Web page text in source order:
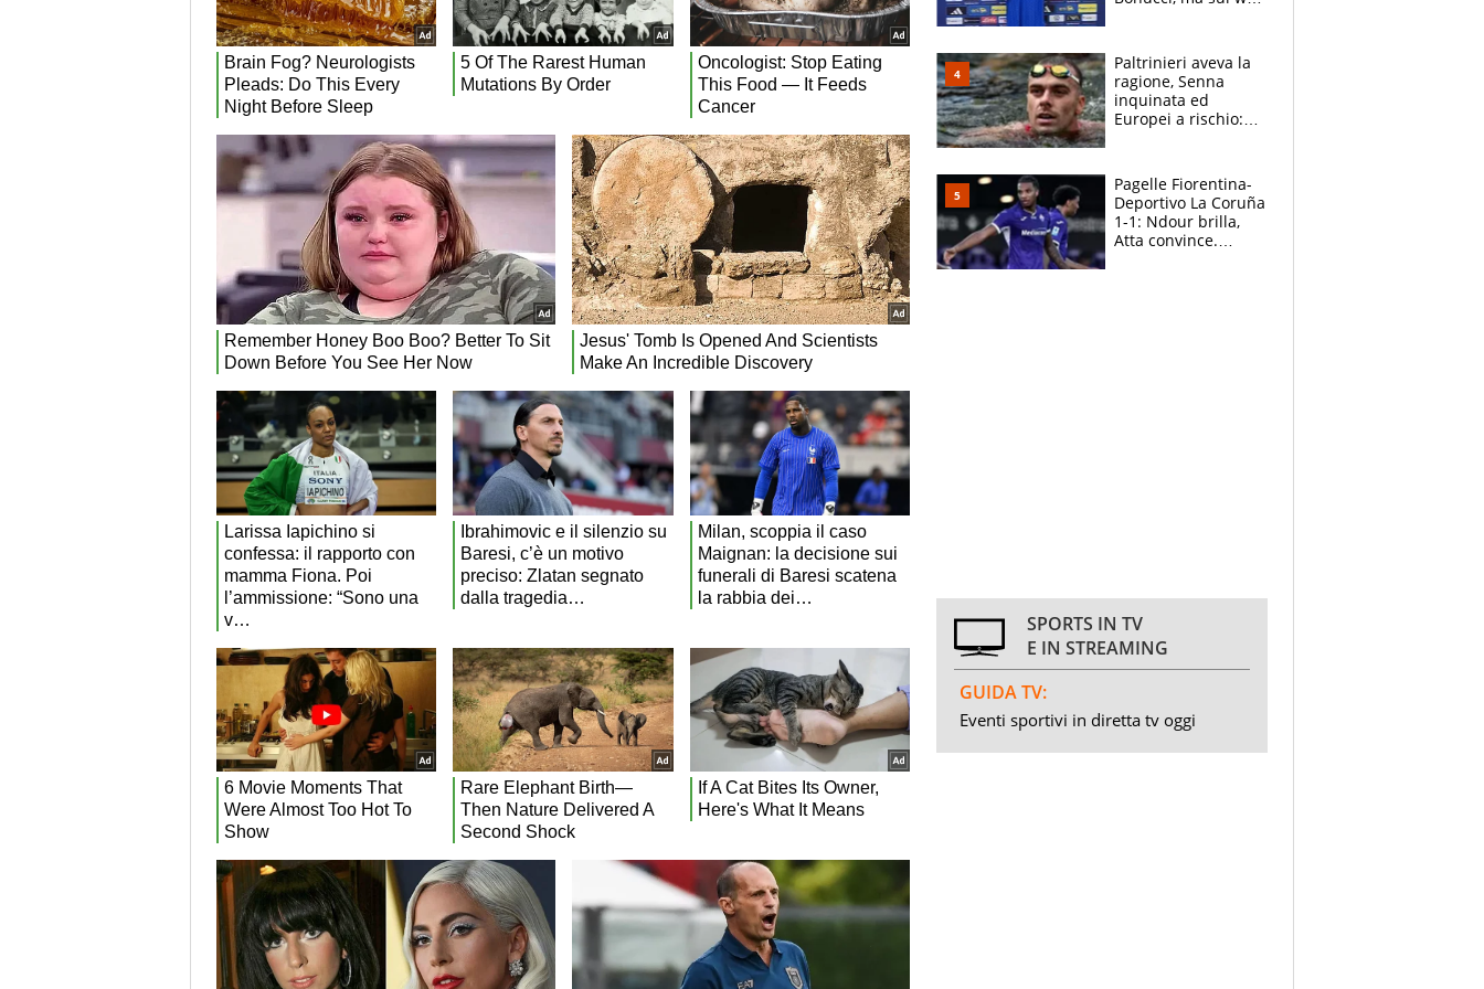
Paltrinieri aveva la
ragione, Senna
inquinata ed
Europei a rischio:
adesso
Pagelle Fiorentina-
Deportivo La Coruña
1-1: Ndour brilla,
Atta convince.
SPORTS IN TV
E IN STREAMING
GUIDA TV:
Eventi sportivi in diretta tv oggi